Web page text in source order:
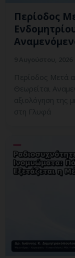
Περίοδος
Περίοδος Μετά
Θεωρείται
αξιολόγηση της
στη Γλυφά